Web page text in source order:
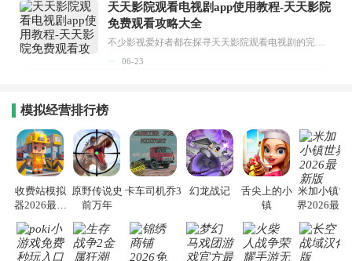
天天影院观看电视剧app使用教程-天天影院
免费观看攻略大全
不少影视爱好者都在探寻天天影院观看电视剧的完整方法，结合最新平台使用规则，本篇新手入门攻略全面讲解观看渠道、检索流程、播放设置以及画面模式调整等实用内容。全文适配手机、电脑等主流设备，步骤简洁易懂，无论是初次使用的新手，还是想要优化观影体验的用户，都能参照内容快速上手，熟练掌握平台各项操作技巧，轻松畅享影视内容。...
06-23
模拟经营排行榜
收费站模拟
器2026最新
原野传说史
前万年
卡车司机乔3 幻龙战记
舌尖上的小
镇
米加小镇世
界2026最新